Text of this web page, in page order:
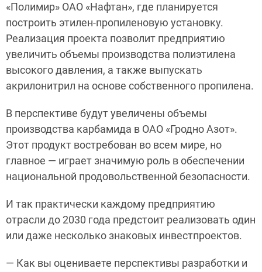
«Полимир» ОАО «Нафтан», где планируется
построить этилен-пропиленовую установку.
Реализация проекта позволит предприятию
увеличить объемы производства полиэтилена
высокого давления, а также выпускать
акрилонитрил на основе собственного пропилена.
В перспективе будут увеличены объемы
производства карбамида в ОАО «Гродно Азот».
Этот продукт востребован во всем мире, но
главное — играет значимую роль в обеспечении
национальной продовольственной безопасности.
И так практически каждому предприятию
отрасли до 2030 года предстоит реализовать один
или даже несколько знаковых инвестпроектов.
— Как вы оцениваете перспективы разработки и